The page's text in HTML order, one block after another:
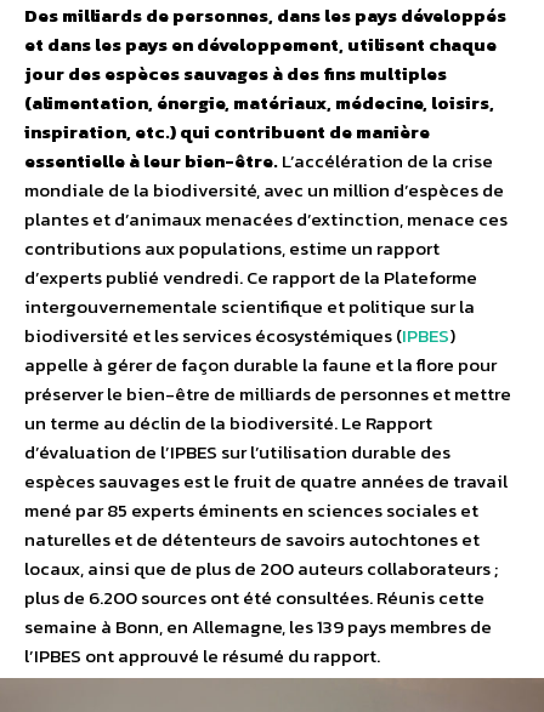
Des milliards de personnes, dans les pays développés
et dans les pays en développement, utilisent chaque
jour des espèces sauvages à des fins multiples
(alimentation, énergie, matériaux, médecine, loisirs,
inspiration, etc.) qui contribuent de manière
essentielle à leur bien-être.L’accélération de la crise
mondiale de la biodiversité, avec un million d’espèces de
plantes et d’animaux menacées d’extinction, menace ces
contributions aux populations, estime un rapport
d’experts publié vendredi. Ce rapport de la Plateforme
intergouvernementale scientifique et politique sur la
biodiversité et les services écosystémiques (IPBES)
appelle à gérer de façon durable la faune et la flore pour
préserver le bien-être de milliards de personnes et mettre
un terme au déclin de la biodiversité. Le Rapport
d’évaluation de l’IPBES sur l’utilisation durable des
espèces sauvages est le fruit de quatre années de travail
mené par 85 experts éminents en sciences sociales et
naturelles et de détenteurs de savoirs autochtones et
locaux, ainsi que de plus de 200 auteurs collaborateurs ;
plus de 6.200 sources ont été consultées. Réunis cette
semaine à Bonn, en Allemagne, les 139 pays membres de
l’IPBES ont approuvé le résumé du rapport.